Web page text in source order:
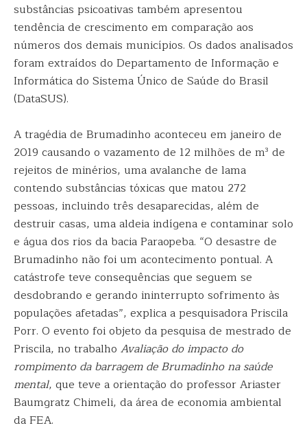
substâncias psicoativas também apresentou
tendência de crescimento em comparação aos
números dos demais municípios. Os dados analisados
foram extraídos do Departamento de Informação e
Informática do Sistema Único de Saúde do Brasil
(DataSUS).
A tragédia de Brumadinho aconteceu em janeiro de
2019 causando o vazamento de 12 milhões de m³ de
rejeitos de minérios, uma avalanche de lama
contendo substâncias tóxicas que matou 272
pessoas, incluindo três desaparecidas, além de
destruir casas, uma aldeia indígena e contaminar solo
e água dos rios da bacia Paraopeba. “O desastre de
Brumadinho não foi um acontecimento pontual. A
catástrofe teve consequências que seguem se
desdobrando e gerando ininterrupto sofrimento às
populações afetadas”, explica a pesquisadora Priscila
Porr. O evento foi objeto da pesquisa de mestrado de
Priscila, no trabalho Avaliação do impacto do
rompimento da barragem de Brumadinho na saúde
mental, que teve a orientação do professor Ariaster
Baumgratz Chimeli, da área de economia ambiental
da FEA.